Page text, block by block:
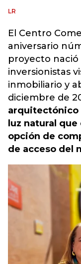
LR
El Centro
aniversario
proyecto
inversionistas
inmobiliario y
diciembre de
arquitectónico
luz natural
opción de
de acceso del